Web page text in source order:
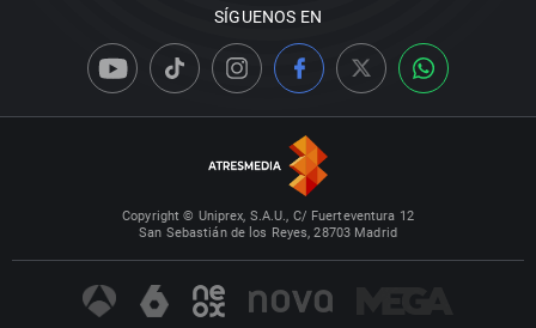
SÍGUENOS EN
Copyright © Uniprex, S.A.U., C/ Fuerteventura 12
San Sebastián de los Reyes, 28703 Madrid